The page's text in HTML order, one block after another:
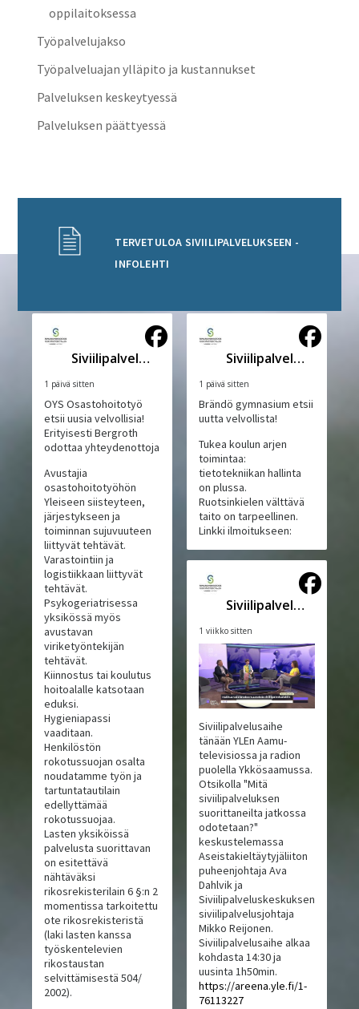
oppilaitoksessa
Työpalvelujakso
Työpalveluajan ylläpito ja kustannukset
Palveluksen keskeytyessä
Palveluksen päättyessä
TERVETULOA SIVIILIPALVELUKSEEN -
INFOLEHTI
Siviilipalveluskeskus
1 päivä sitten
OYS Osastohoitotyö
etsii uusia velvollisia!
Erityisesti Bergroth
odottaa yhteydenottoja
Avustajia
osastohoitotyöhön
Yleiseen siisteyteen,
järjestykseen ja
toiminnan sujuvuuteen
liittyvät tehtävät.
Varastointiin ja
logistiikkaan liittyvät
tehtävät.
Psykogeriatrisessa
yksikössä myös
avustavan
viriketyöntekijän
tehtävät.
Kiinnostus tai koulutus
hoitoalalle katsotaan
eduksi.
Hygieniapassi
vaaditaan.
Henkilöstön
rokotussuojan osalta
noudatamme työn ja
tartuntatautilain
edellyttämää
rokotussuojaa.
Lasten yksiköissä
palvelusta suorittavan
on esitettävä
nähtäväksi
rikosrekisterilain 6 §:n 2
momentissa tarkoitettu
ote rikosrekisteristä
(laki lasten kanssa
työskentelevien
rikostaustan
selvittämisestä 504/
2002).
Siviilipalveluskeskus
1 päivä sitten
Brändö gymnasium etsii
uutta velvollista!
Tukea koulun arjen
toimintaa:
tietotekniikan hallinta
on plussa.
Ruotsinkielen välttävä
taito on tarpeellinen.
Linkki ilmoitukseen:
Siviilipalveluskeskus
1 viikko sitten
Siviilipalvelusaihe
tänään YLEn Aamu-
televisiossa ja radion
puolella Ykkösaamussa.
Otsikolla "Mitä
siviilipalveluksen
suorittaneilta jatkossa
odotetaan?"
keskustelemassa
Aseistakieltäytyjäliiton
puheenjohtaja Ava
Dahlvik ja
Siviilipalveluskeskuksen
siviilipalvelusjohtaja
Mikko Reijonen.
Siviilipalvelusaihe alkaa
kohdasta 14:30 ja
uusinta 1h50min.
https://areena.yle.fi/1-
76113227